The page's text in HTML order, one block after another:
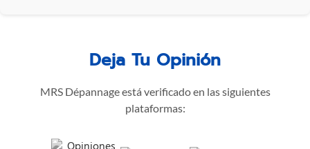
Deja Tu Opinión
MRS Dépannage está verificado en las siguientes
plataformas: